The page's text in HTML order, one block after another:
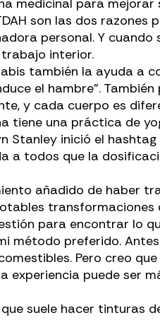
medicinal para mejorar
son las dos
personal. Y
interior.
también la ayuda a
el hambre”.
y cada cuerpo es
tiene una práctica de
Stanley inició el hashtag
a todos que la
añadido de haber
para encontrar lo
método preferido.
Pero creo
experiencia puede ser
suele hacer tinturas